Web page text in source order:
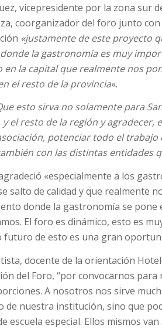
vicepresidente por la zona sur
coorganizador del foro junto
«justamente de este proyecto
la gastronomía es muy
en la capital que realmente nos
el resto de la provincia«.
esto sirva no solamente para
y el resto de la región y agradecer,
potenciar todo el
con las distintas entidades
«especialmente a los
salto de calidad y que realmente
donde la gastronomía se
El foro es dinámico, esto es
futuro de esto es una gran
docente de la orientación
del Foro, “por convocarnos
A nosotros nos sirve
de nuestra institución, sino que
escuela especial. Ellos mismos